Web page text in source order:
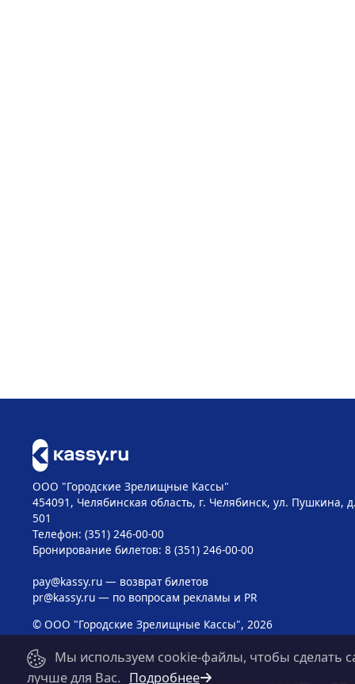
ООО "Городские Зрелищные Кассы"
454091, Челябинская область, г. Челябинск, ул. Пушкина,
501
Телефон: (351) 246-00-00
Бронирование билетов: 8 (351) 246-00-00
pay@kassy.ru— возврат билетов
pr@kassy.ru— по вопросам рекламы и PR
© ООО "Городские Зрелищные Кассы", 2026
Мы используем cookie-файлы, чтобы сделать
лучше для Вас. Подробнее